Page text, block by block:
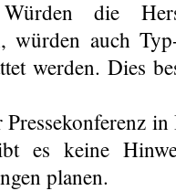
die
würden auch
werden. Dies
es keine
planen.